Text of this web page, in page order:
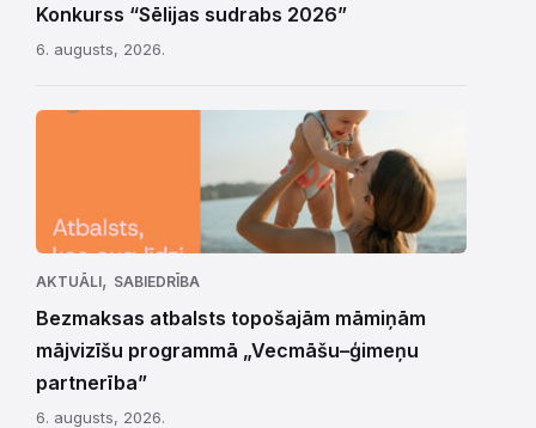
Konkurss “Sēlijas sudrabs 2026”
6. augusts, 2026.
AKTUĀLI, SABIEDRĪBA
Bezmaksas atbalsts topošajām māmiņām
mājvizīšu programmā „Vecmāšu–ģimeņu
partnerība”
6. augusts, 2026.